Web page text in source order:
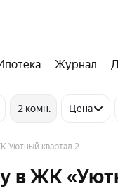
Журнал
2 комн. Цена
Уютный квартал 2
в ЖК